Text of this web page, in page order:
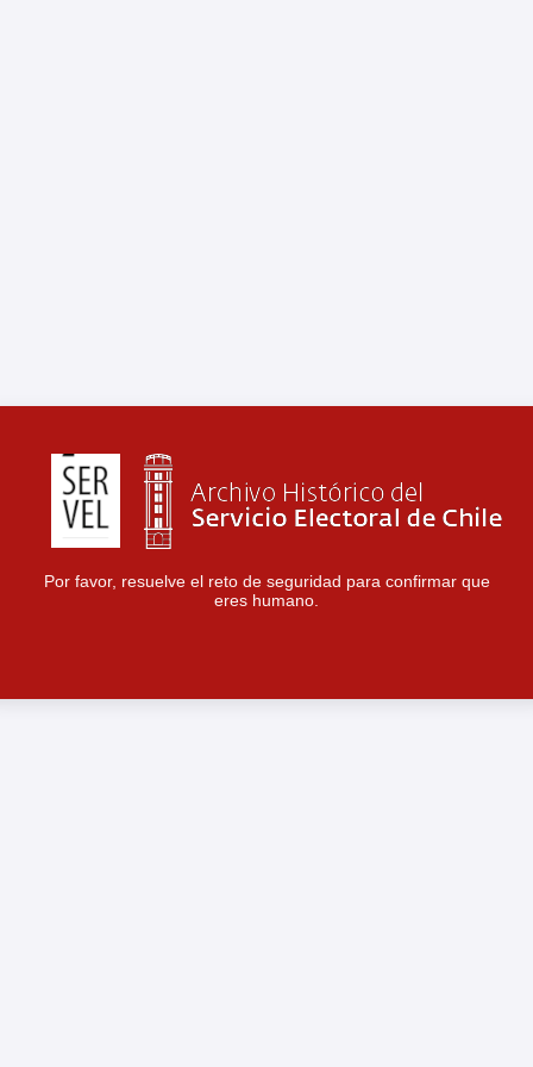
Por favor, resuelve el reto de seguridad para confirmar que
eres humano.